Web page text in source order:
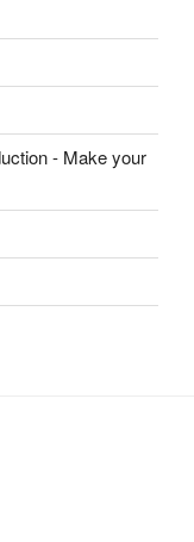
- Make your